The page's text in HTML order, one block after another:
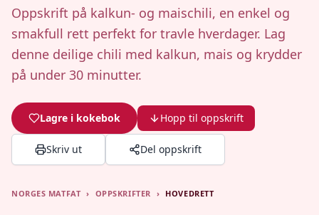
Oppskrift på kalkun- og maischili, en enkel og
smakfull rett perfekt for travle hverdager. Lag
denne deilige chili med kalkun, mais og krydder
på under 30 minutter.
Lagre i kokebok Hopp til oppskrift
Skriv ut Del oppskrift
NORGES MATFAT › OPPSKRIFTER › HOVEDRETT